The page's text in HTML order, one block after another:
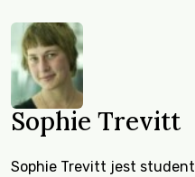
Sophie Trevitt
Sophie Trevitt jest